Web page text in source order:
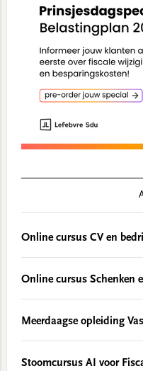
Online cursus CV en
Online cursus Schenken
Meerdaagse opleiding
Stoomcursus AI voor